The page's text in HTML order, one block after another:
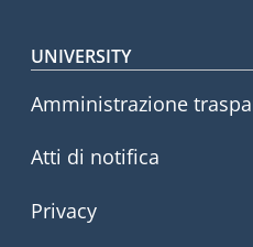
Footer
UNIVERSITY
Amministrazione
Atti di notifica
Privacy